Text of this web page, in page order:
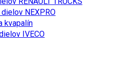
NEXPRO
kvapalín
IVECO